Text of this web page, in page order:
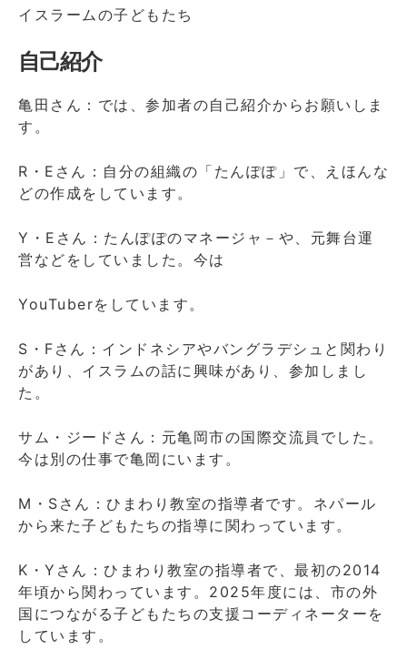
イスラームの子どもたち
自己紹介
亀田さん：では、参加者の自己紹介からお願いしま
す。
R・Eさん：自分の組織の「たんぽぽ」で、えほんな
どの作成をしています。
Y・Eさん：たんぽぽのマネージャ－や、元舞台運
営などをしていました。今は
YouTuberをしています。
S・Fさん：インドネシアやバングラデシュと関わり
があり、イスラムの話に興味があり、参加しまし
た。
サム・ジードさん：元亀岡市の国際交流員でした。
今は別の仕事で亀岡にいます。
M・Sさん：ひまわり教室の指導者です。ネパール
から来た子どもたちの指導に関わっています。
K・Yさん：ひまわり教室の指導者で、最初の2014
年頃から関わっています。2025年度には、市の外
国につながる子どもたちの支援コーディネーターを
しています。